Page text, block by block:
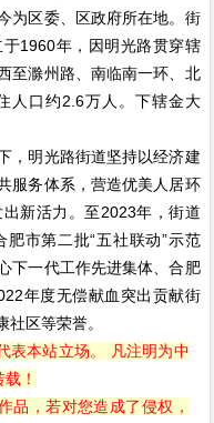
为区委、区政府所在地。街
1960年，因明光路贯穿辖
至滁州路、南临南一环、北
人口约2.6万人。下辖金大
明光路街道坚持以经济建
服务体系，营造优美人居环
新活力。至2023年，街道
市第二批“五社联动”示范
下一代工作先进集体、合肥
年度无偿献血突出贡献街
区等荣誉。
表本站立场。 凡注明为中
！
品，若对您造成了侵权，